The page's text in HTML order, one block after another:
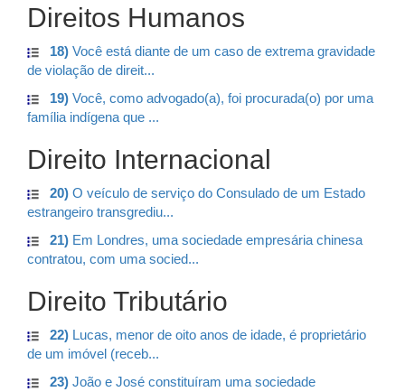
Direitos Humanos
18) Você está diante de um caso de extrema gravidade
de violação de direit...
19) Você, como advogado(a), foi procurada(o) por uma
família indígena que ...
Direito Internacional
20) O veículo de serviço do Consulado de um Estado
estrangeiro transgrediu...
21) Em Londres, uma sociedade empresária chinesa
contratou, com uma socied...
Direito Tributário
22) Lucas, menor de oito anos de idade, é proprietário
de um imóvel (receb...
23) João e José constituíram uma sociedade